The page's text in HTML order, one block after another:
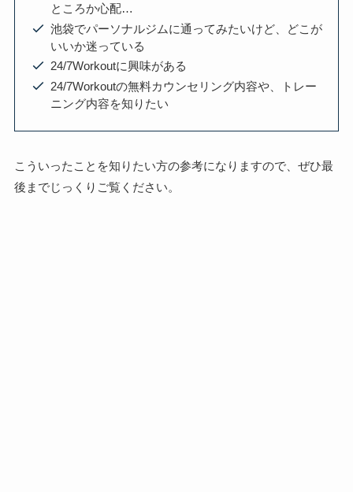
ところか心配…
池袋でパーソナルジムに通ってみたいけど、どこが
いいか迷っている
24/7Workoutに興味がある
24/7Workoutの無料カウンセリング内容や、トレー
ニング内容を知りたい
こういったことを知りたい方の参考になりますので、ぜひ最
後までじっくりご覧ください。